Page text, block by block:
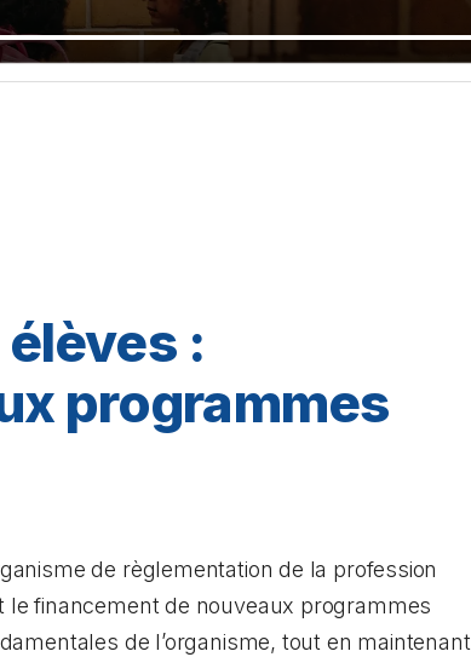
:
programmes
de règlementation de la profession
le financement de nouveaux programmes
de l’organisme, tout en maintenant